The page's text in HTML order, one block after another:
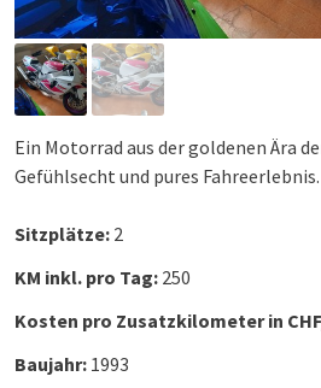
Ein Motorrad aus der goldenen Ära
Gefühlsecht und pures Fahreerlebnis.
Sitzplätze: 2
KM inkl. pro Tag: 250
Kosten pro Zusatzkilometer in
Baujahr: 1993